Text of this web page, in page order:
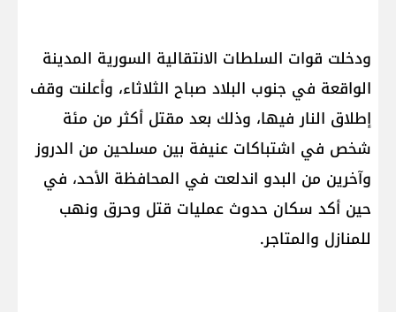
ودخلت قوات السلطات الانتقالية السورية المدينة
الواقعة في جنوب البلاد صباح الثلاثاء، وأعلنت وقف
إطلاق النار فيها، وذلك بعد مقتل أكثر من مئة
شخص في اشتباكات عنيفة بين مسلحين من الدروز
وآخرين من البدو اندلعت في المحافظة الأحد، في
حين أكد سكان حدوث عمليات قتل وحرق ونهب
للمنازل والمتاجر.